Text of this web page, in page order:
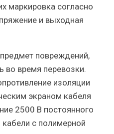
маркировка согласно
и выходная
повреждений,
во время перевозки.
изоляции
экраном кабеля
2500 В постоянного
с полимерной